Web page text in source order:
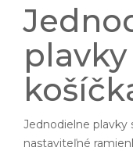
plavky
Jednodielne plavky
nastaviteľné